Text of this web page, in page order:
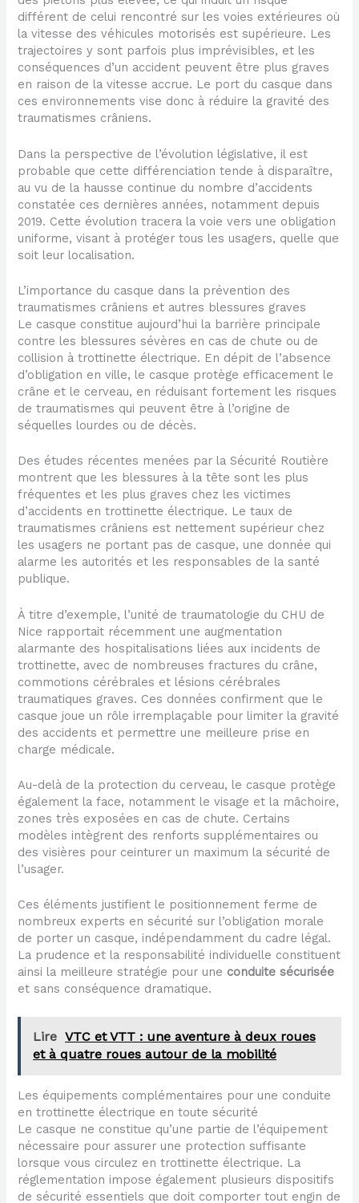
différent de celui rencontré sur les voies extérieures où
la vitesse des véhicules motorisés est supérieure. Les
trajectoires y sont parfois plus imprévisibles, et les
conséquences d’un accident peuvent être plus graves
en raison de la vitesse accrue. Le port du casque dans
ces environnements vise donc à réduire la gravité des
traumatismes crâniens.
Dans la perspective de l’évolution législative, il est
probable que cette différenciation tende à disparaître,
au vu de la hausse continue du nombre d’accidents
constatée ces dernières années, notamment depuis
2019. Cette évolution tracera la voie vers une obligation
uniforme, visant à protéger tous les usagers, quelle que
soit leur localisation.
L’importance du casque dans la prévention des
traumatismes crâniens et autres blessures graves
Le casque constitue aujourd’hui la barrière principale
contre les blessures sévères en cas de chute ou de
collision à trottinette électrique. En dépit de l’absence
d’obligation en ville, le casque protège efficacement le
crâne et le cerveau, en réduisant fortement les risques
de traumatismes qui peuvent être à l’origine de
séquelles lourdes ou de décès.
Des études récentes menées par la Sécurité Routière
montrent que les blessures à la tête sont les plus
fréquentes et les plus graves chez les victimes
d’accidents en trottinette électrique. Le taux de
traumatismes crâniens est nettement supérieur chez
les usagers ne portant pas de casque, une donnée qui
alarme les autorités et les responsables de la santé
publique.
À titre d’exemple, l’unité de traumatologie du CHU de
Nice rapportait récemment une augmentation
alarmante des hospitalisations liées aux incidents de
trottinette, avec de nombreuses fractures du crâne,
commotions cérébrales et lésions cérébrales
traumatiques graves. Ces données confirment que le
casque joue un rôle irremplaçable pour limiter la gravité
des accidents et permettre une meilleure prise en
charge médicale.
Au-delà de la protection du cerveau, le casque protège
également la face, notamment le visage et la mâchoire,
zones très exposées en cas de chute. Certains
modèles intègrent des renforts supplémentaires ou
des visières pour ceinturer un maximum la sécurité de
l’usager.
Ces éléments justifient le positionnement ferme de
nombreux experts en sécurité sur l’obligation morale
de porter un casque, indépendamment du cadre légal.
La prudence et la responsabilité individuelle constituent
ainsi la meilleure stratégie pour une conduite sécurisée
et sans conséquence dramatique.
Lire VTC et VTT : une aventure à deux roues
et à quatre roues autour de la mobilité
Les équipements complémentaires pour une conduite
en trottinette électrique en toute sécurité
Le casque ne constitue qu’une partie de l’équipement
nécessaire pour assurer une protection suffisante
lorsque vous circulez en trottinette électrique. La
réglementation impose également plusieurs dispositifs
de sécurité essentiels que doit comporter tout engin de